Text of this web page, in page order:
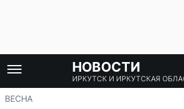
НОВОСТИ
ИРКУТСК И ИРКУТСКАЯ
ВЕСНА